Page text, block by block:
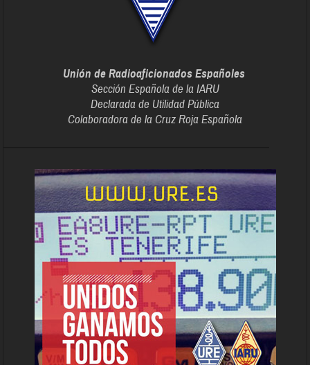
Unión de Radioaficionados Españoles
Sección Española de la IARU
Declarada de Utilidad Pública
Colaboradora de la Cruz Roja Española